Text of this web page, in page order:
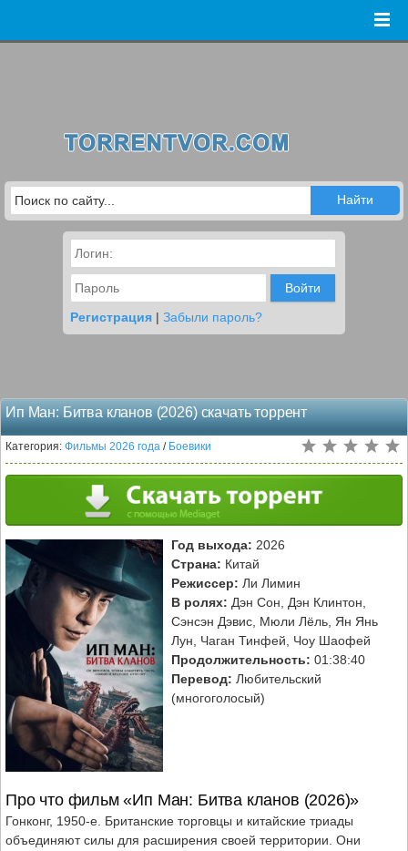
Войти
Регистрация | Забыли пароль?
Ип Ман: Битва кланов (2026) скачать торрент
Категория: Фильмы 2026 года / Боевики
Год выхода: 2026
Страна: Китай
Режиссер: Ли Лимин
В ролях: Дэн Сон, Дэн Клинтон,
Сэнсэн Дэвис, Мюли Лёль, Ян Янь
Лун, Чаган Тинфей, Чоу Шаофей
Продолжительность: 01:38:40
Перевод: Любительский
(многоголосый)
Про что фильм «Ип Ман: Битва кланов (2026)»
Гонконг, 1950-е. Британские торговцы и китайские триады
объединяют силы для расширения своей территории. Они